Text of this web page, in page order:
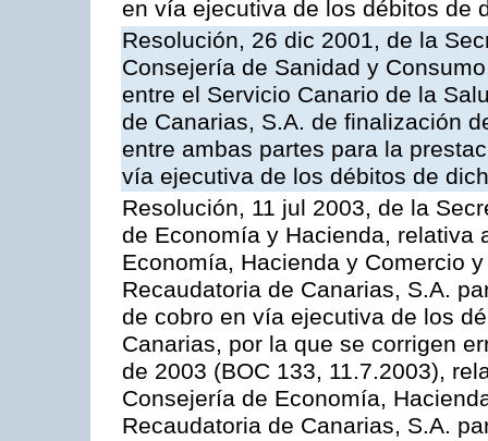
en vía ejecutiva de los débitos de
Resolución, 26 dic 2001, de la
Consejería de Sanidad y
entre el Servicio Canario de la
de Canarias, S.A. de finalización
entre ambas partes para la
vía ejecutiva de los débitos de
Resolución, 11 jul 2003, de la
de Economía y Hacienda, relativa
Economía, Hacienda y Comercio
Recaudatoria de Canarias, S.A.
de cobro en vía ejecutiva de los
Canarias, por la que se corrigen
de 2003 (BOC 133, 11.7.2003),
Consejería de Economía,
Recaudatoria de Canarias, S.A.